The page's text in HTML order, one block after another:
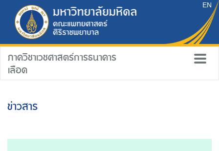
EN
ภาควิชาเวชศาสตร์การธนาคาร
เลือด
ข่าวสาร